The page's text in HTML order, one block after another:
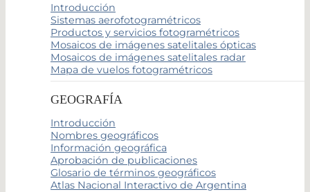
Introducción
Sistemas aerofotogramétricos
Productos y servicios fotogramétricos
Mosaicos de imágenes satelitales ópticas
Mosaicos de imágenes satelitales radar
Mapa de vuelos fotogramétricos
GEOGRAFÍA
Introducción
Nombres geográficos
Información geográfica
Aprobación de publicaciones
Glosario de términos geográficos
Atlas Nacional Interactivo de Argentina